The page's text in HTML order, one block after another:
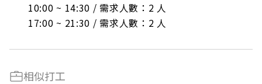
10:00 ~ 14:30 / 需求人數：2 人
17:00 ~ 21:30 / 需求人數：2 人
相似打工